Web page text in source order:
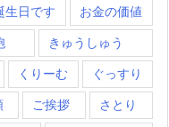
生日です お金の価値
きゅうしゅう
くりーむ ぐっすり
ご挨拶 さとり